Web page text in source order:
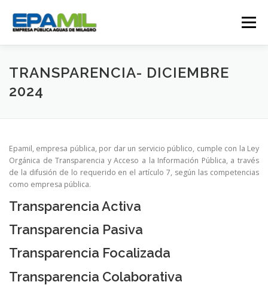
contenido
Menú
CONÓCENOS CONTÁCTENOS
GESTIÓN OPERATIVA CAMPAÑAS
TRABAJA CON NOSOTROS
TRANSPARENCIA- DICIEMBRE
2024
Epamil, empresa pública, por dar un servicio público, cumple con la Ley
Orgánica de Transparencia y Acceso a la Información Pública, a través
de la difusión de lo requerido en el artículo 7, según las competencias
como empresa pública.
Transparencia Activa
Transparencia Pasiva
Transparencia Focalizada
Transparencia Colaborativa